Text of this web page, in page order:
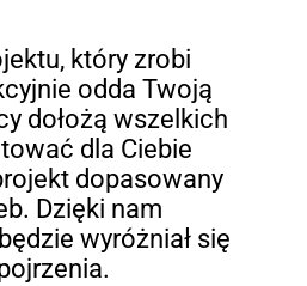
który zrobi
odda Twoją
dołożą wszelkich
dla Ciebie
dopasowany
Dzięki nam
wyróżniał się